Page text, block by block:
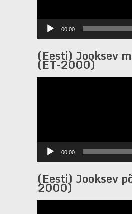
00:00
(Eesti) Jooksev
(ET-2000)
00:00
(Eesti) Jooksev
2000)